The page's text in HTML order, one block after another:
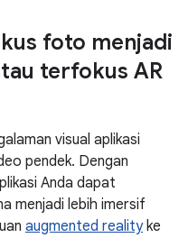
foto menjadi
terfokus AR
visual aplikasi
pendek. Dengan
Anda dapat
menjadi lebih imersif
augmented realityke